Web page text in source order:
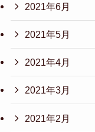
2021年6月
2021年5月
2021年4月
2021年3月
2021年2月